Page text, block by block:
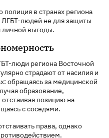
в странах региона
ЛГБТ-людей не для защиты
личной выгоды.
люди региона Восточной
страдают от насилия и
обращаясь за медицинской
образование,
отстаивая позицию на
с соседями.
права, однако